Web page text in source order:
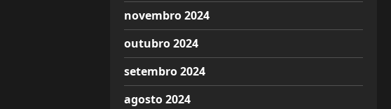
novembro 2024
outubro 2024
setembro 2024
agosto 2024